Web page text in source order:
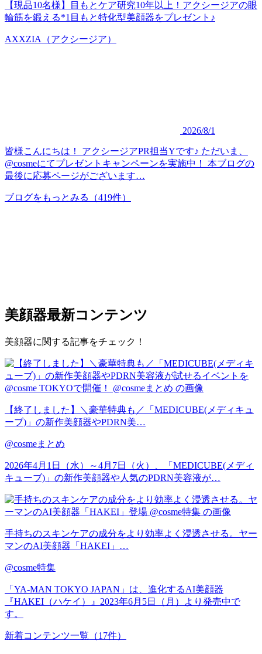
【現品10名様】目もとケア研究10年以上！アクシージアの眼
輪筋を鍛える*1目もと特化型美顔器をプレゼント♪
AXXZIA（アクシージア）
2026/8/1
皆様こんにちは！ アクシージアPR担当Yです♪ ただいま、
@cosmeにてプレゼントキャンペーンを実施中！ 本ブログの
最後に応募ページがございます…
ブログをもっとみる （419件）
美顔器最新コンテンツ
美顔器に関する記事をチェック！
【終了しました】＼豪華特典も／「MEDICUBE(メディキュ
ーブ)」の新作美顔器やPDRN美…
@cosmeまとめ
2026年4月1日（水）～4月7日（火）、「MEDICUBE(メディ
キューブ)」の新作美顔器や人気のPDRN美容液が…
手持ちのスキンケアの成分をより効率よく浸透させる。ヤー
マンのAI美顔器「HAKEI」…
@cosme特集
「YA-MAN TOKYO JAPAN」は、進化するAI美顔器
『HAKEI（ハケイ）』2023年6月5日（月）より発売中で
す。
新着コンテンツ一覧 （17件）